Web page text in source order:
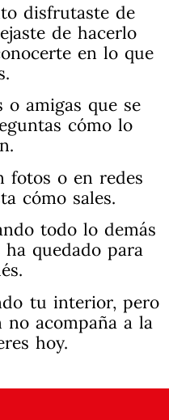
disfrutaste de
de hacerlo
en lo que
o amigas que se
cómo lo
fotos o en redes
cómo sales.
todo lo demás
quedado para
tu interior, pero
no acompaña a la
hoy.